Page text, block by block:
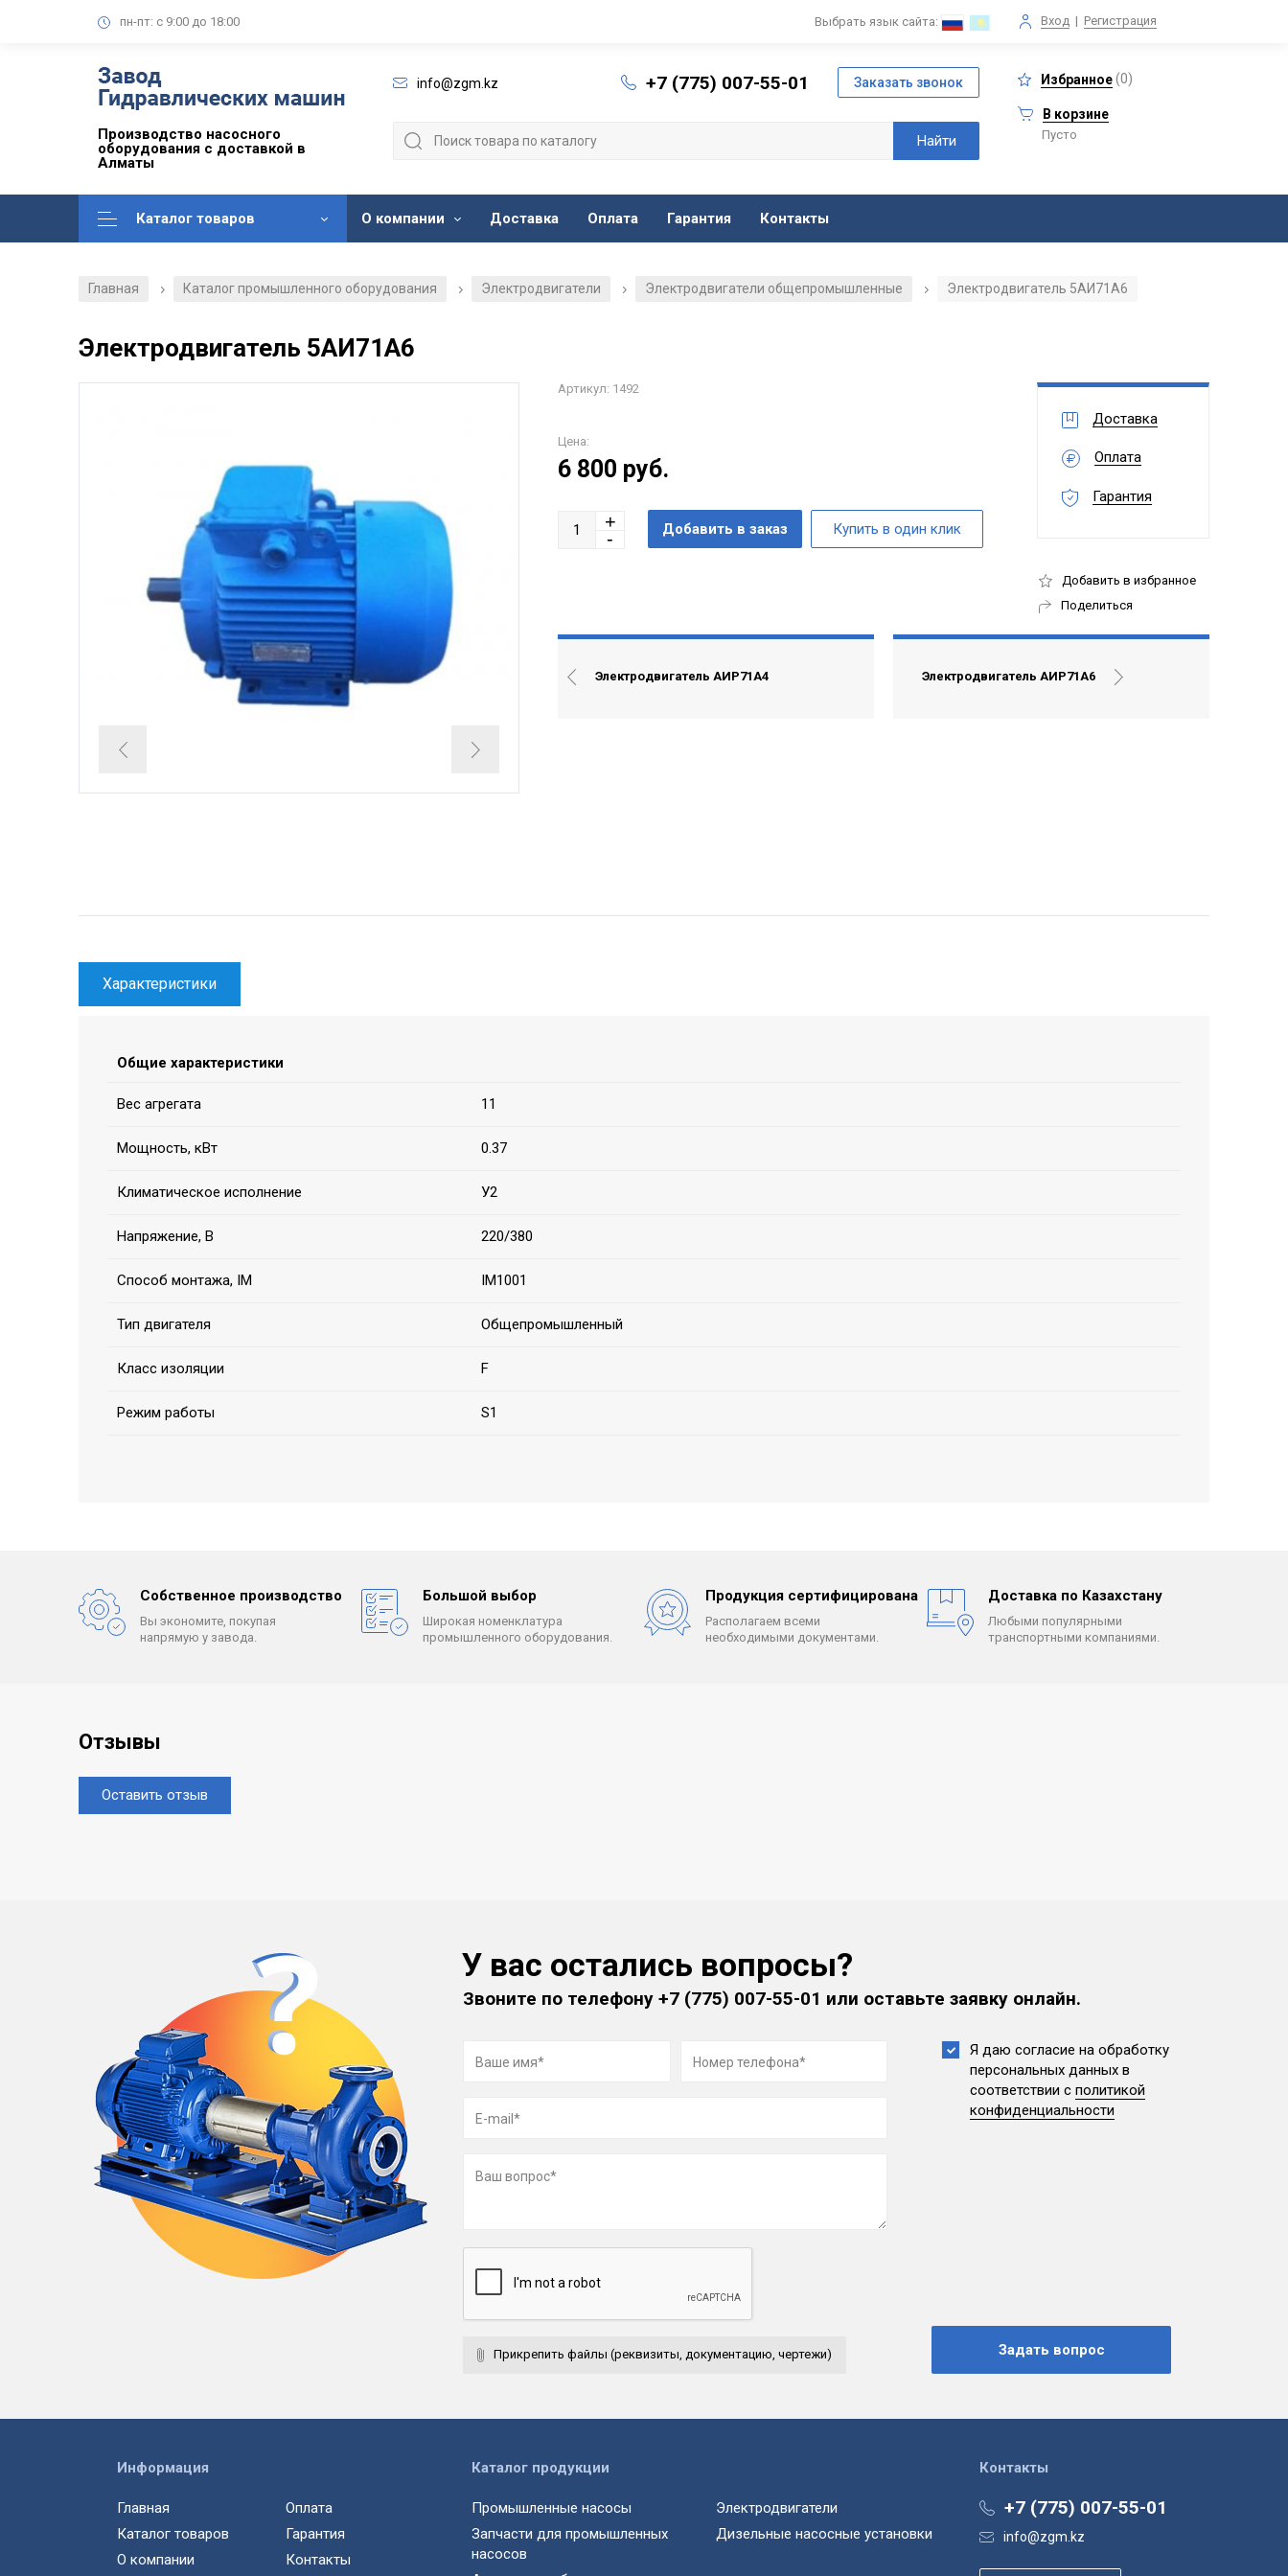
пн-пт: с 9:00 до 18:00 Вход | Регистрация
Выбрать язык сайта:
Производство насосного
оборудования с доставкой в
Алматы
info@zgm.kz +7 (775) 007-55-01 Избранное(0)
В корзине
Пусто
Каталог товаров О компании Доставка Оплата Гарантия Контакты
Главная / Каталог промышленного оборудования / Электродвигатели / Электродвигатели общепромышленные / Электродвигатель 5АИ71А6
Электродвигатель 5АИ71А6
Артикул: 1492
Цена:
6 800 руб.
Доставка
Оплата
Гарантия
Добавить в избранное
Поделиться
Электродвигатель АИР71А4 Электродвигатель АИР71А6
Характеристики
Общие характеристики
Вес агрегата 11
Мощность, кВт 0.37
Климатическое исполнение У2
Напряжение, В 220/380
Способ монтажа, IM IM1001
Тип двигателя Общепромышленный
Класс изоляции F
Режим работы S1
Собственное производство
Вы экономите, покупая
напрямую у завода.
Большой выбор
Широкая номенклатура
промышленного оборудования.
Продукция сертифицирована
Располагаем всеми
необходимыми документами.
Доставка по Казахстану
Любыми популярными
транспортными компаниями.
Отзывы
Оставить отзыв
У вас остались вопросы?
Звоните по телефону+7 (775) 007-55-01 или оставьте заявку онлайн.
Прикрепить файлы (реквизиты, документацию, чертежи)
Я даю согласие на обработку
персональных данных в
соответствии с политикой
конфиденциальности
Контакты
+7 (775) 007-55-01
info@zgm.kz
Информация
Главная
Каталог товаров
О компании
Оплата
Гарантия
Контакты
Каталог продукции
Промышленные насосы
Запчасти для промышленных
насосов
Электродвигатели
Дизельные насосные установки